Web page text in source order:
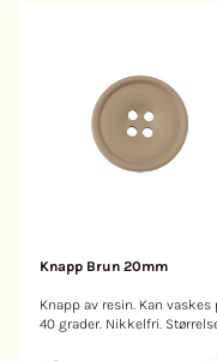
Knapp Brun 20mm
Knapp av resin. Kan vaskes
40 grader. Nikkelfri. Størrelse: